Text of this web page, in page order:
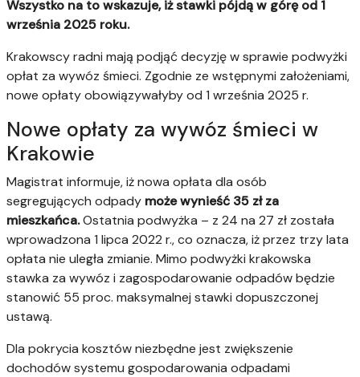
Wszystko na to wskazuje, iż stawki pójdą w górę od 1
września 2025 roku.
Krakowscy radni mają podjąć decyzję w sprawie podwyżki
opłat za wywóz śmieci. Zgodnie ze wstępnymi założeniami,
nowe opłaty obowiązywałyby od 1 września 2025 r.
Nowe opłaty za wywóz śmieci w
Krakowie
Magistrat informuje, iż nowa opłata dla osób
segregujących odpady może wynieść 35 zł za
mieszkańca.Ostatnia podwyżka – z 24 na 27 zł została
wprowadzona 1 lipca 2022 r., co oznacza, iż przez trzy lata
opłata nie uległa zmianie. Mimo podwyżki krakowska
stawka za wywóz i zagospodarowanie odpadów będzie
stanowić 55 proc. maksymalnej stawki dopuszczonej
ustawą.
Dla pokrycia kosztów niezbędne jest zwiększenie
dochodów systemu gospodarowania odpadami